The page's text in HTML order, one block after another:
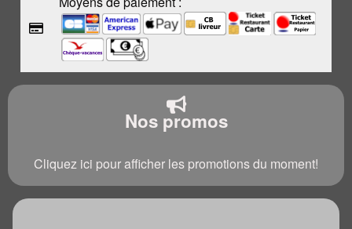
Nos promos
Cliquez ici pour afficher les promotions du moment!